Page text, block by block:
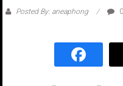
Posted By: aneaphong